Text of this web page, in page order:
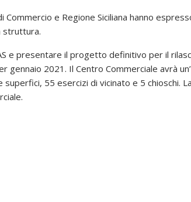
e Regione Siciliana hanno
struttura.
e presentare il progetto definitivo per il
2021. Il Centro Commerciale avrà
55 esercizi di vicinato e 5 chioschi.